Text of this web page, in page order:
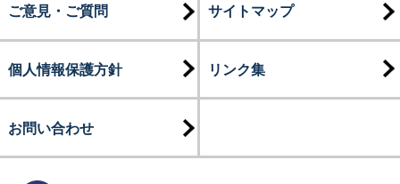
ご意見・ご質問 サイトマップ
個人情報保護方針 リンク集
お問い合わせ